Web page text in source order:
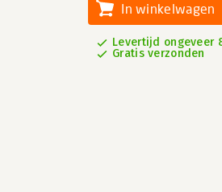
In winkelwagen
Levertijd ongeveer
Gratis verzonden